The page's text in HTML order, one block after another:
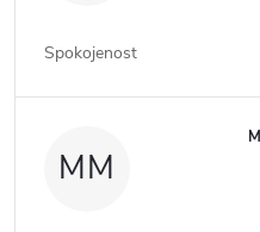
Spokojenost
MM